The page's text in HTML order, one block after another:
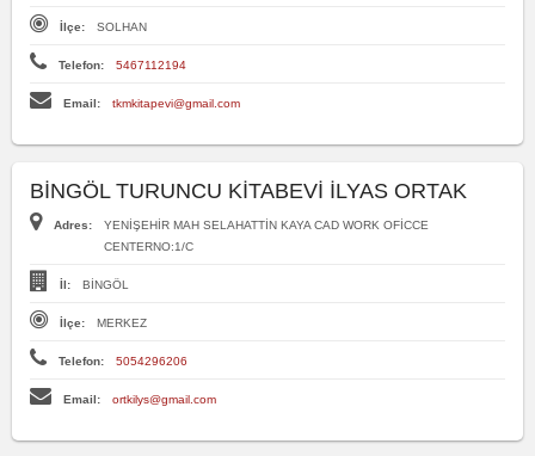
İlçe: SOLHAN
Telefon: 5467112194
Email: tkmkitapevi@gmail.com
BİNGÖL TURUNCU KİTABEVİ İLYAS ORTAK
Adres:
YENİŞEHİR MAH SELAHATTİN KAYA CAD WORK OFİCCE
CENTERNO:1/C
İl: BİNGÖL
İlçe: MERKEZ
Telefon: 5054296206
Email: ortkilys@gmail.com